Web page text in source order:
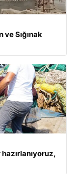
ve Sığınak
hazırlanıyoruz,